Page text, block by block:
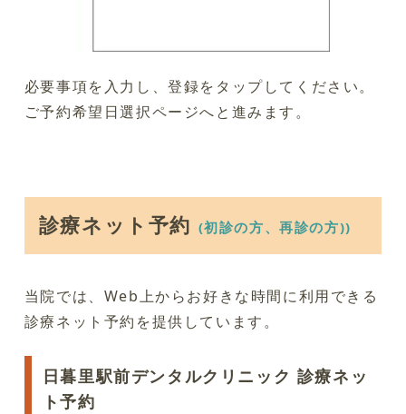
必要事項を入力し、登録をタップしてください。
ご予約希望日選択ページへと進みます。
診療ネット予約 (初診の方、再診の方))
当院では、Web上からお好きな時間に利用できる
診療ネット予約を提供しています。
日暮里駅前デンタルクリニック 診療ネッ
ト予約